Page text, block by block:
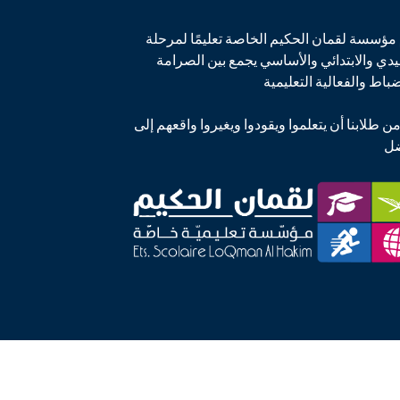
مؤسسة لقمان الحكيم الخاصة تعليمًا لمرحلة
والابتدائي والأساسي يجمع بين الصرامة
والفعالية التعليمية
طلابنا أن يتعلموا ويقودوا ويغيروا واقعهم إلى